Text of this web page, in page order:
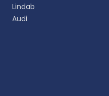
Lindab
Audi